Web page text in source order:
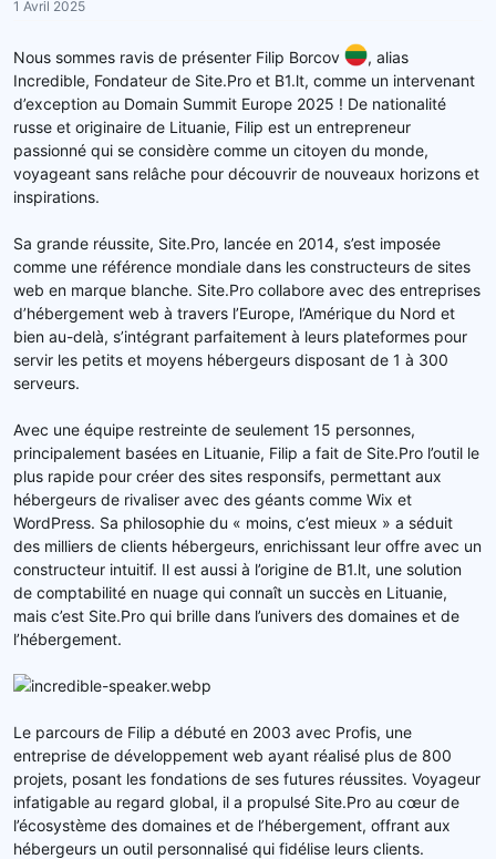
1 Avril 2025
Nous sommes ravis de présenter Filip Borcov
, alias
Incredible, Fondateur de Site.Pro et B1.lt, comme un intervenant
d’exception au Domain Summit Europe 2025 ! De nationalité
russe et originaire de Lituanie, Filip est un entrepreneur
passionné qui se considère comme un citoyen du monde,
voyageant sans relâche pour découvrir de nouveaux horizons et
inspirations.
Sa grande réussite, Site.Pro, lancée en 2014, s’est imposée
comme une référence mondiale dans les constructeurs de sites
web en marque blanche. Site.Pro collabore avec des entreprises
d’hébergement web à travers l’Europe, l’Amérique du Nord et
bien au-delà, s’intégrant parfaitement à leurs plateformes pour
servir les petits et moyens hébergeurs disposant de 1 à 300
serveurs.
Avec une équipe restreinte de seulement 15 personnes,
principalement basées en Lituanie, Filip a fait de Site.Pro l’outil le
plus rapide pour créer des sites responsifs, permettant aux
hébergeurs de rivaliser avec des géants comme Wix et
WordPress. Sa philosophie du « moins, c’est mieux » a séduit
des milliers de clients hébergeurs, enrichissant leur offre avec un
constructeur intuitif. Il est aussi à l’origine de B1.lt, une solution
de comptabilité en nuage qui connaît un succès en Lituanie,
mais c’est Site.Pro qui brille dans l’univers des domaines et de
l’hébergement.
Le parcours de Filip a débuté en 2003 avec Profis, une
entreprise de développement web ayant réalisé plus de 800
projets, posant les fondations de ses futures réussites. Voyageur
infatigable au regard global, il a propulsé Site.Pro au cœur de
l’écosystème des domaines et de l’hébergement, offrant aux
hébergeurs un outil personnalisé qui fidélise leurs clients.